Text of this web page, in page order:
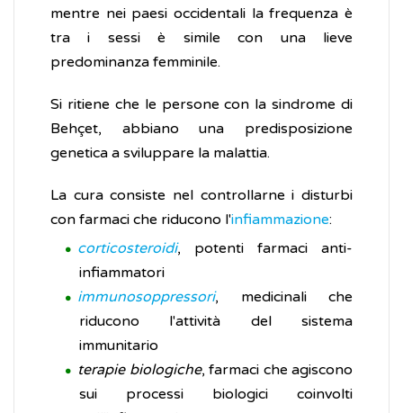
mentre nei paesi occidentali la frequenza è
tra i sessi è simile con una lieve
predominanza femminile.
Si ritiene che le persone con la sindrome di
Behçet, abbiano una predisposizione
genetica a sviluppare la malattia.
La cura consiste nel controllarne i disturbi
con farmaci che riducono l'infiammazione:
corticosteroidi, potenti farmaci anti-
infiammatori
immunosoppressori, medicinali che
riducono l'attività del sistema
immunitario
terapie biologiche, farmaci che agiscono
sui processi biologici coinvolti